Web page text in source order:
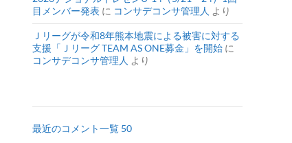
目メンバー発表 に コンサデコンサ管理人 より
Ｊリーグが令和8年熊本地震による被害に対する
支援「Ｊリーグ TEAM AS ONE募金」を開始 に
コンサデコンサ管理人 より
最近のコメント一覧 50